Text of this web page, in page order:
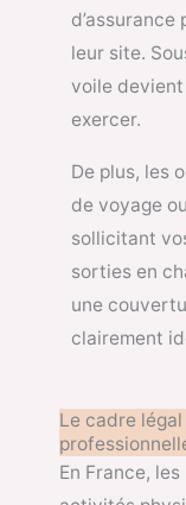
leur site.
voile
exercer.
De plus, les
de voyage
sollicitant
sorties en
une
clairement
Le cadre
En France,